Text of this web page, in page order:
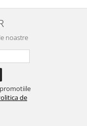
noastre
de